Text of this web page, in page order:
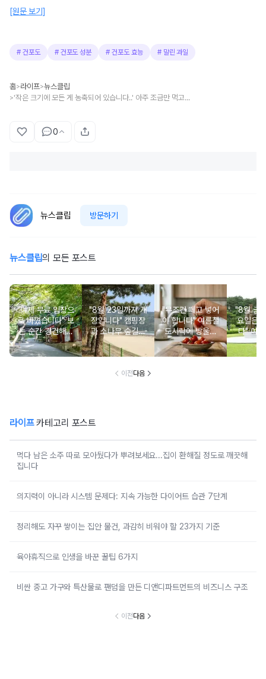
[원문 보기]
# 건포도 # 건포도 성분 #건포도 효능 # 말린 과일
홈>라이프>뉴스클립
> '작은 크기에 모든 게 농축되어 있습니다..' 아주 조금만 먹고도, 영양 성분 흡수 대량으로 할 수 있는 과일
0
뉴스클립 방문하기
뉴스클립의 모든 포스트
"이제 무료 입장으
로 바꼈습니다" 보
는 순간 경건해지
고 마음이 편안해
지는 사찰 여행지
"8월 23일까지 개
장입니다" 캠핑장
과 소나무 숲길이
붙어있는 조용한
남해 해수욕장
"무조건 떼고 넣어
야 합니다" 여름철
도시락에 방울토
마토 꼭지 그대로
넣으면 생기는 일
"8월 금
요일은
다" 이
무료로
한 의미
이전다음
라이프카테고리 포스트
먹다 남은 소주 따로 모아뒀다가 뿌려보세요...집이 환해질 정도로 깨끗해
집니다
의지력이 아니라 시스템 문제다: 지속 가능한 다이어트 습관 7단계
정리해도 자꾸 쌓이는 집안 물건, 과감히 비워야 할 23가지 기준
육아휴직으로 인생을 바꾼 꿀팁 6가지
비싼 중고 가구와 특산물로 팬덤을 만든 디앤디파트먼트의 비즈니스 구조
이전다음